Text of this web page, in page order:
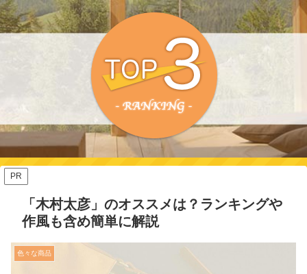
PR
「木村太彦」のオススメは？ランキングや
作風も含め簡単に解説
色々な商品